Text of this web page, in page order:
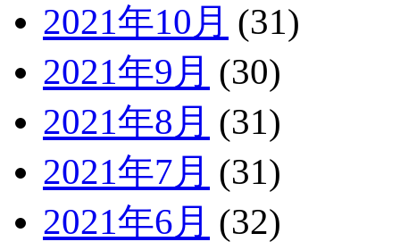
2021年10月 (31)
2021年9月 (30)
2021年8月 (31)
2021年7月 (31)
2021年6月 (32)